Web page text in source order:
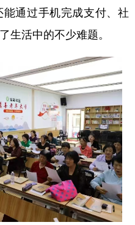
黑龙江
通过手机完成支付、社
生活中的不少难题。